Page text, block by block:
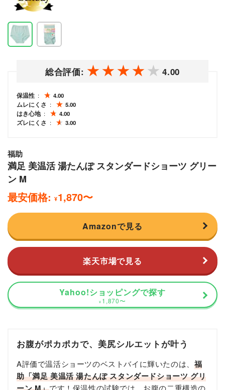
総合評価: 4.00
保温性
4.00
ムレにくさ
5.00
はき心地
4.00
ズレにくさ
3.00
福助
満足 美温活 湯たんぽ スタンダードショーツ グリー
ン M
最安価格: ¥1,870〜
Amazonで見る
楽天市場で見る
Yahoo!ショッピングで探す
¥ 1,870〜
お腹がポカポカで、美尻シルエットが叶う
A評価で温活ショーツのベストバイに輝いたのは、 福
助「満足 美温活 湯たんぽ スタンダードショーツ グリ
です！保温性の試験では、お腹の二重構造の